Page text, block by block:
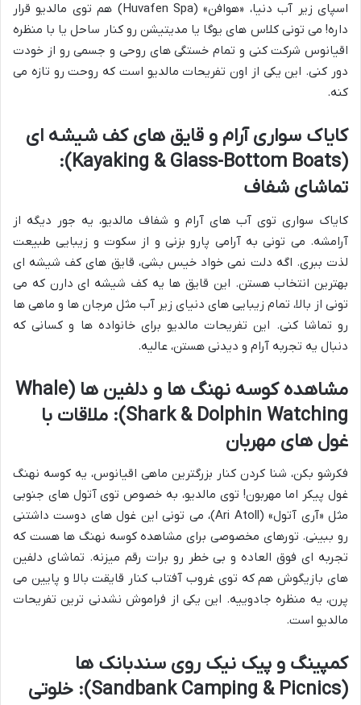
اسپای زیر آب دنیا، «هوافن» (Huvafen Spa) هم توی مالدیو قرار
داره! می تونی کلاس های یوگا یا مدیتیشن رو کنار ساحل یا با منظره
اقیانوس شرکت کنی و تمام خستگی های روحی و جسمی رو از خودت
دور کنی. این یکی از اون تفریحات مالدیو است که روحت رو تازه می
کنه.
کایاک سواری آرام و قایق های کف شیشه ای
(Kayaking & Glass-Bottom Boats):
تماشای شفاف
کایاک سواری توی آب های آرام و شفاف مالدیو، یه جور دیگه از
آرامشه. می تونی به آرامی پارو بزنی و از سکوت و زیبایی طبیعت
لذت ببری. اگه دلت نمی خواد خیس بشی، قایق های کف شیشه ای
بهترین انتخاب هستن. این قایق ها یه کف شیشه ای دارن که می
تونی از بالا، تمام زیبایی های دنیای زیر آب مثل مرجان ها و ماهی ها
رو تماشا کنی. این تفریحات مالدیو برای خانواده ها و کسانی که
دنبال یه تجربه آرام و دیدنی هستن، عالیه.
مشاهده کوسه نهنگ ها و دلفین ها (Whale
Shark & Dolphin Watching): ملاقات با
غول های مهربان
فکرشو بکن، شنا کردن کنار بزرگترین ماهی اقیانوس، یه کوسه نهنگ
غول پیکر اما مهربون! توی مالدیو، به خصوص توی آتول های جنوبی
مثل «آری آتول» (Ari Atoll)، می تونی این غول های دوست داشتنی
رو ببینی. تورهای مخصوصی برای مشاهده کوسه نهنگ ها هست که
تجربه ای فوق العاده و بی خطر رو برات رقم میزنه. تماشای دلفین
های بازیگوش هم که توی غروب آفتاب کنار قایقت بالا و پایین می
پرن، یه منظره جادوییه. این یکی از فراموش نشدنی ترین تفریحات
مالدیو است.
کمپینگ و پیک نیک روی سندبانک ها
(Sandbank Camping & Picnics): خلوتی